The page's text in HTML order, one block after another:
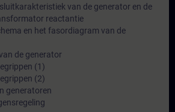
van de generator en de
reactantie
en het fasordiagram van de
de generator
(1)
(2)
generatoren